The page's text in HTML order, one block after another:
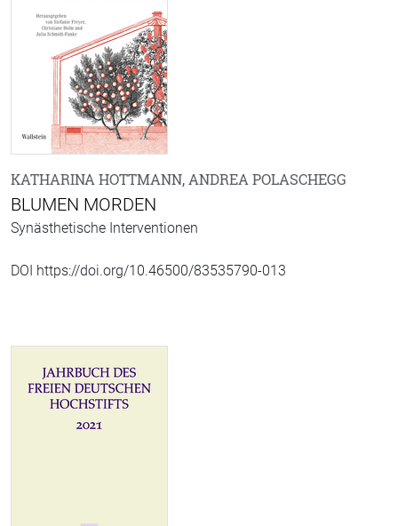
KATHARINA HOTTMANN, ANDREA POLASCHEGG
BLUMEN MORDEN
Synästhetische Interventionen
DOI https://doi.org/10.46500/83535790-013